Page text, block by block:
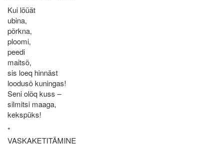
Kui löüät
ubina,
põrkna,
ploomi,
peedi
maitsõ,
sis loeq hinnäst
loodusõ kuningas!
Seni olõq kuss –
silmitsi maaga,
kekspüks!
*
VASKAKETITÄMINE